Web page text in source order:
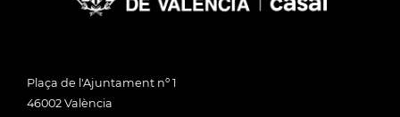
Plaça de l'Ajuntament nº 1
46002 València